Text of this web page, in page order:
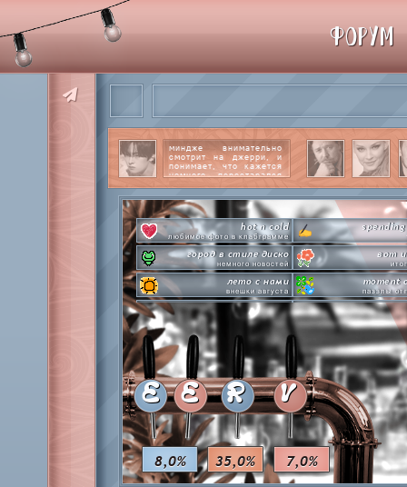
8,0% 35,0% 7,0%
миндже внимательно
смотрит на джерри, и
понимает, что кажется
немного перестарался
далее
hot n cold
любимое фото в клабграмме
город в стиле диско
немного новостей
вот
лето с нами
внешки августа
moment
паззлы
pen-pineapple-apple-pen!
шлакоблокунь заказывали?
сделай это
everyone's a star
покупаем звезды
time goes by
private emotion
с днем эмоций #4
hot
летняя
E E R V
ФОРУМ